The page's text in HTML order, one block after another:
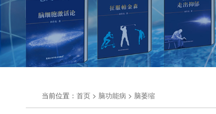
当前位置： 首页 > 脑功能病 > 脑萎缩